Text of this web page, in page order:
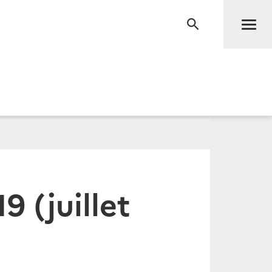
RECHERCHE
(juillet